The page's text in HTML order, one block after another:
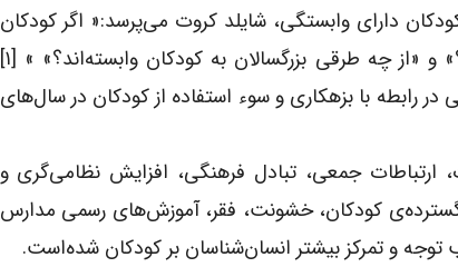
دارای وابستگی، شایلد کروت می‌پرسد:« اگر کودکان
نباشند؛ چه اتفاقی (جز انقراض) برای جهان بزرگسالان رخ می‌دهد؟» و «از چه طرقی بزرگسالان به کودکان وابسته‌اند؟» » [۱]
رابطه با بزهکاری و سوء استفاده از کودکان در سال‌های
ارتباطات جمعی، تبادل فرهنگی، افزایش نظامی‌گری و
کودکان، خشونت، فقر، آموزش‌های رسمی مدارس
و تمرکز بیشتر انسان‌شناسان بر کودکان شده‌است.